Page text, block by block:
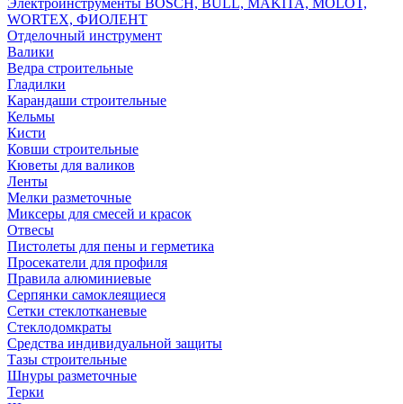
Электроинструменты BOSCH, BULL, MAKITA, MOLOT,
WORTEX, ФИОЛЕНТ
Отделочный инструмент
Валики
Ведра строительные
Гладилки
Карандаши строительные
Кельмы
Кисти
Ковши строительные
Кюветы для валиков
Ленты
Мелки разметочные
Миксеры для смесей и красок
Отвесы
Пистолеты для пены и герметика
Просекатели для профиля
Правила алюминиевые
Серпянки самоклеящиеся
Сетки стеклотканевые
Стеклодомкраты
Средства индивидуальной защиты
Тазы строительные
Шнуры разметочные
Терки